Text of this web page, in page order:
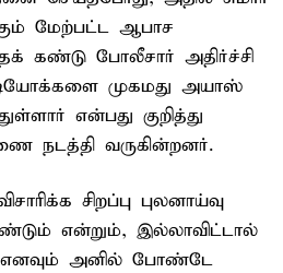
மேற்பட்ட ஆபாச
கண்டு போலீசார் அதிர்ச்சி
முகமது அயாஸ்
என்பது குறித்து
நடத்தி வருகின்றனர்.
சிறப்பு புலனாய்வு
என்றும், இல்லாவிட்டால்
எனவும் அனில் போண்டே